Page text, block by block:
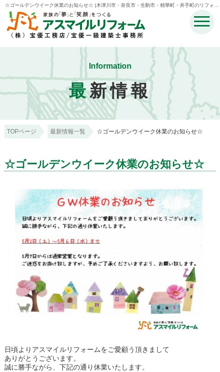
☆ゴールデンウイーク休業のお知らせ☆ |木津川市・奈良市・生駒市・精華町・井手町のリフォー
ムのことなら宝優工務店アスマイルリフォーム
Information
最新情報
TOPページ 最新情報一覧 ☆ゴールデンウイーク休業のお知らせ☆
☆ゴールデンウイーク休業のお知らせ☆
日頃よりアスマイルリフォームをご愛顧う頂きまして
ありがとうございます。
誠に勝手ながら、下記の通り休業いたします。